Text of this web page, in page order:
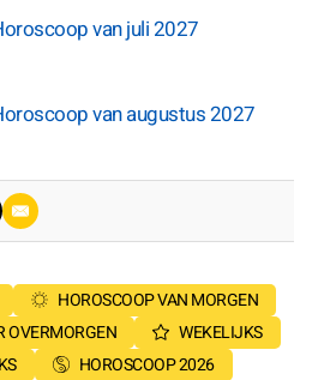
van juli 2027
van augustus 2027
HOROSCOOP VAN MORGEN
OVERMORGEN
WEKELIJKS
HOROSCOOP 2026